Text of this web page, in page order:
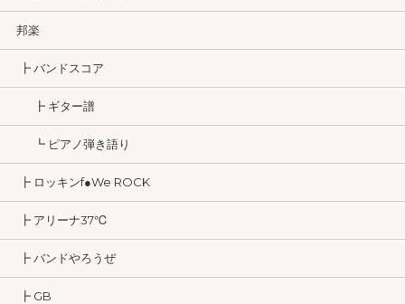
邦楽
┣ バンドスコア
┣ ギター譜
┗ ピアノ弾き語り
┣ ロッキンf●We ROCK
┣ アリーナ37℃
┣ バンドやろうぜ
┣ GB